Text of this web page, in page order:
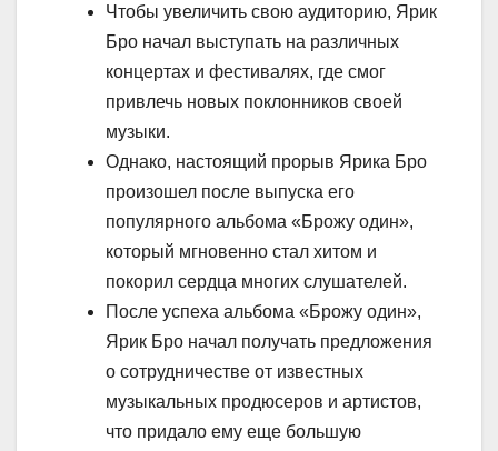
Чтобы увеличить свою аудиторию, Ярик
Бро начал выступать на различных
концертах и фестивалях, где смог
привлечь новых поклонников своей
музыки.
Однако, настоящий прорыв Ярика Бро
произошел после выпуска его
популярного альбома «Брожу один»,
который мгновенно стал хитом и
покорил сердца многих слушателей.
После успеха альбома «Брожу один»,
Ярик Бро начал получать предложения
о сотрудничестве от известных
музыкальных продюсеров и артистов,
что придало ему еще большую